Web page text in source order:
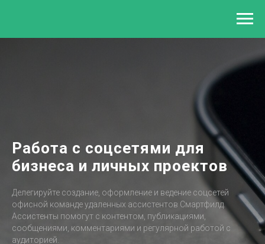
Работа с соцсетями для
бизнеса и личных проектов
Делегируйте создание, оформление и ведение соцсетей
офисной команде удаленных ассистентов Смартфилд.
Ассистенты помогут с контентом, публикациями,
сообщениями, комментариями и регулярной работой с
аудиторией.